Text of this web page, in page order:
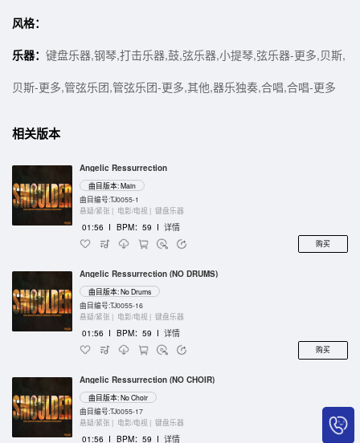
风格：
乐器： 键盘乐器,钢琴,打击乐器,鼓,弦乐器,小提琴,弦乐器-更多,贝斯,
贝斯-更多,管弦乐团,管弦乐团-更多,其他,器乐独奏,合唱,合唱-更多
相关版本
Angelic Ressurrection
曲目版本: Main
曲目编号:TJ0055-1
悬疑/紧张 | 电影/电视 | 键盘乐器
01:56 I BPM：59 I 详情
购买
Angelic Ressurrection (NO DRUMS)
曲目版本: No Drums
曲目编号:TJ0055-16
悬疑/紧张 | 电影/电视 | 键盘乐器
01:56 I BPM：59 I 详情
购买
Angelic Ressurrection (NO CHOIR)
曲目版本: No Choir
曲目编号:TJ0055-17
悬疑/紧张 | 电影/电视 | 键盘乐器
01:56 I BPM：59 I 详情